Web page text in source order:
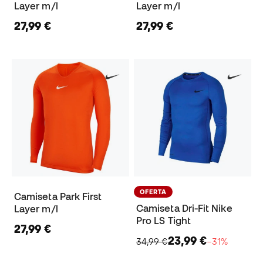
Layer m/l
27,99 €
Layer m/l
27,99 €
Camiseta Park First
Layer m/l
27,99 €
OFERTA
Camiseta Dri-Fit Nike
Pro LS Tight
34,99 €23,99 €−31%